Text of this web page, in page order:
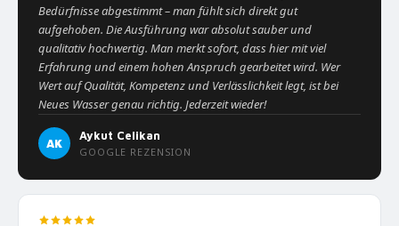
Bedürfnisse abgestimmt – man fühlt sich direkt gut
aufgehoben. Die Ausführung war absolut sauber und
qualitativ hochwertig. Man merkt sofort, dass hier mit viel
Erfahrung und einem hohen Anspruch gearbeitet wird. Wer
Wert auf Qualität, Kompetenz und Verlässlichkeit legt, ist bei
Neues Wasser genau richtig. Jederzeit wieder!
AK
Aykut Celikan
GOOGLE REZENSION